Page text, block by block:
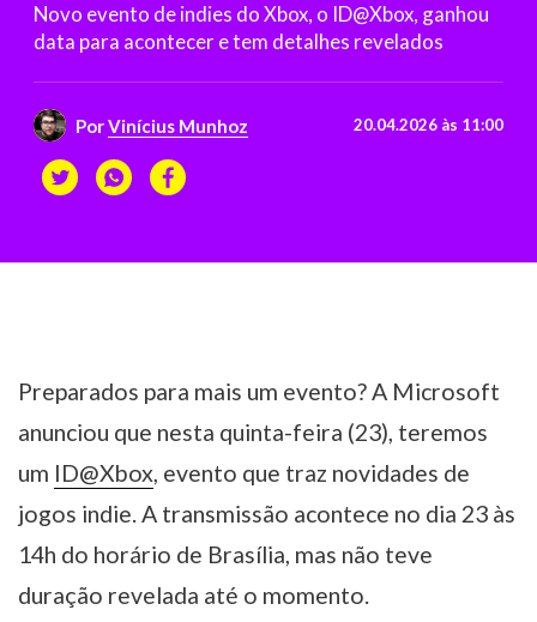
Novo evento de indies do Xbox, o ID@Xbox, ganhou
data para acontecer e tem detalhes revelados
PorVinícius Munhoz 20.04.2026 às 11:00
Preparados para mais um evento? A Microsoft
anunciou que nesta quinta-feira (23), teremos
um ID@Xbox , evento que traz novidades de
jogos indie. A transmissão acontece no dia 23 às
14h do horário de Brasília, mas não teve
duração revelada até o momento.